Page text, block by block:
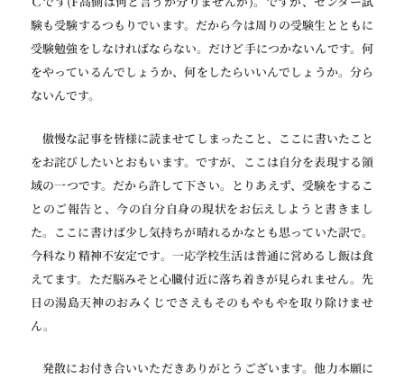
験も受験するつもりでいます。だから今は周りの受験生とともに
受験勉強をしなければならない。だけど手につかないんです。何
をやっているんでしょうか、何をしたらいいんでしょうか。分ら
ないんです。
傲慢な記事を皆様に読ませてしまったこと、ここに書いたこと
をお詫びしたいとおもいます。ですが、ここは自分を表現する領
域の一つです。だから許して下さい。とりあえず、受験をするこ
とのご報告と、今の自分自身の現状をお伝えしようと書きまし
た。ここに書けば少し気持ちが晴れるかなとも思っていた訳で。
今科なり精神不安定です。一応学校生活は普通に営めるし飯は食
えてます。ただ脳みそと心臓付近に落ち着きが見られません。先
日の湯島天神のおみくじでさえもそのもやもやを取り除けませ
ん。
発散にお付き合いいただきありがとうございます。他力本願に